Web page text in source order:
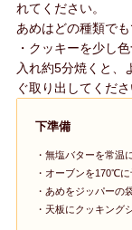
れてください。
あめはどの種類でも
・クッキーを少し
入れ約5分焼くと
ぐ取り出してくださ
下準備
・無塩バターを常温
・オーブンを170℃に
・あめをジッパーの
・天板にクッキング